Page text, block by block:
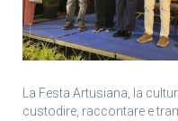
La Festa Artusiana, la
custodire, raccontare e